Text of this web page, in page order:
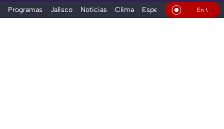
Programas Jalisco Noticias Clima Espectáculos Deportes
En Vivo